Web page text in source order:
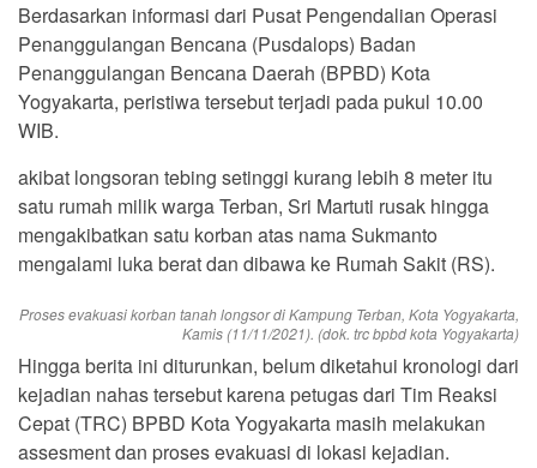
Berdasarkan informasi dari Pusat Pengendalian Operasi
Penanggulangan Bencana (Pusdalops) Badan
Penanggulangan Bencana Daerah (BPBD) Kota
Yogyakarta, peristiwa tersebut terjadi pada pukul 10.00
WIB.
akibat longsoran tebing setinggi kurang lebih 8 meter itu
satu rumah milik warga Terban, Sri Martuti rusak hingga
mengakibatkan satu korban atas nama Sukmanto
mengalami luka berat dan dibawa ke Rumah Sakit (RS).
Proses evakuasi korban tanah longsor di Kampung Terban, Kota Yogyakarta,
Kamis (11/11/2021). (dok. trc bpbd kota Yogyakarta)
Hingga berita ini diturunkan, belum diketahui kronologi dari
kejadian nahas tersebut karena petugas dari Tim Reaksi
Cepat (TRC) BPBD Kota Yogyakarta masih melakukan
assesment dan proses evakuasi di lokasi kejadian.